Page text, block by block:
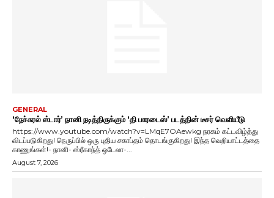
GENERAL
‘நேச்சுரல் ஸ்டார்’ நானி நடித்திருக்கும் ‘தி பாரடைஸ்’ படத்தின் டீசர் வெளியீடு
https://www.youtube.com/watch?v=LMqE7OAewkg நரகம் கட்டவிழ்த்து
விடப்படுகிறது! நெருப்பில் ஒரு புதிய சகாப்தம் தொடங்குகிறது! இந்த வெறியாட்டத்தை
காணுங்கள்!- நானி- ஸ்ரீகாந்த் ஒடேலா-...
August 7, 2026